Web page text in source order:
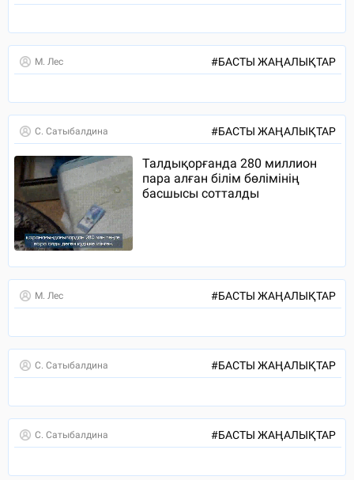
М. Лес #БАСТЫ ЖАҢАЛЫҚТАР
С. Сатыбалдина #БАСТЫ ЖАҢАЛЫҚТАР
Талдықорғанда 280 миллион
пара алған білім бөлімінің
басшысы сотталды
М. Лес #БАСТЫ ЖАҢАЛЫҚТАР
С. Сатыбалдина #БАСТЫ ЖАҢАЛЫҚТАР
С. Сатыбалдина #БАСТЫ ЖАҢАЛЫҚТАР